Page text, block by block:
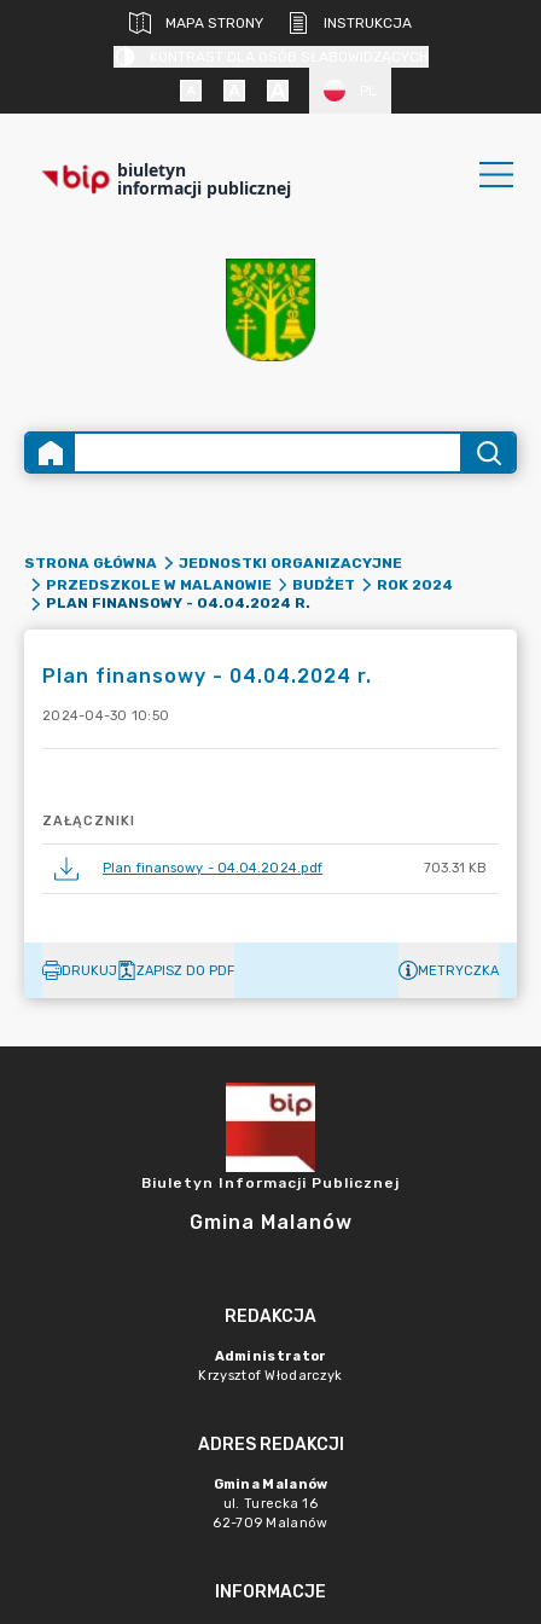
MAPA STRONY
INSTRUKCJA
biuletyn
informacji publicznej
STRONA GŁÓWNA
JEDNOSTKI ORGANIZACYJNE
PRZEDSZKOLE W MALANOWIE
BUDŻET
ROK 2024
PLAN FINANSOWY - 04.04.2024 R.
Plan finansowy - 04.04.2024 r.
2024-04-30 10:50
ZAŁĄCZNIKI
Plan finansowy - 04.04.2024.pdf 703.31 KB
DRUKUJ ZAPISZ DO PDF METRYCZKA
Biuletyn Informacji Publicznej
Gmina Malanów
REDAKCJA
Administrator
Krzysztof Włodarczyk
ADRES REDAKCJI
Gmina Malanów
ul. Turecka 16
62-709 Malanów
INFORMACJE